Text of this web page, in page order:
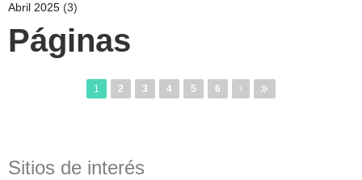
Abril 2025 (3)
Páginas
1 2 3 4 5 6
Sitios de interés